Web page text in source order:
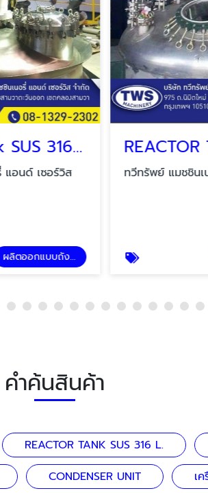
Reactor tank SUS 316 L.
ร์วิส
ผลิตออกแบบถังอุตสาหกรรม
ทวีทรัพย์ แมชชินเนอรี่ แอน
คำค้นสินค้า
REACTOR TANK SUS 316 L.
CONDENSER UNIT
เ